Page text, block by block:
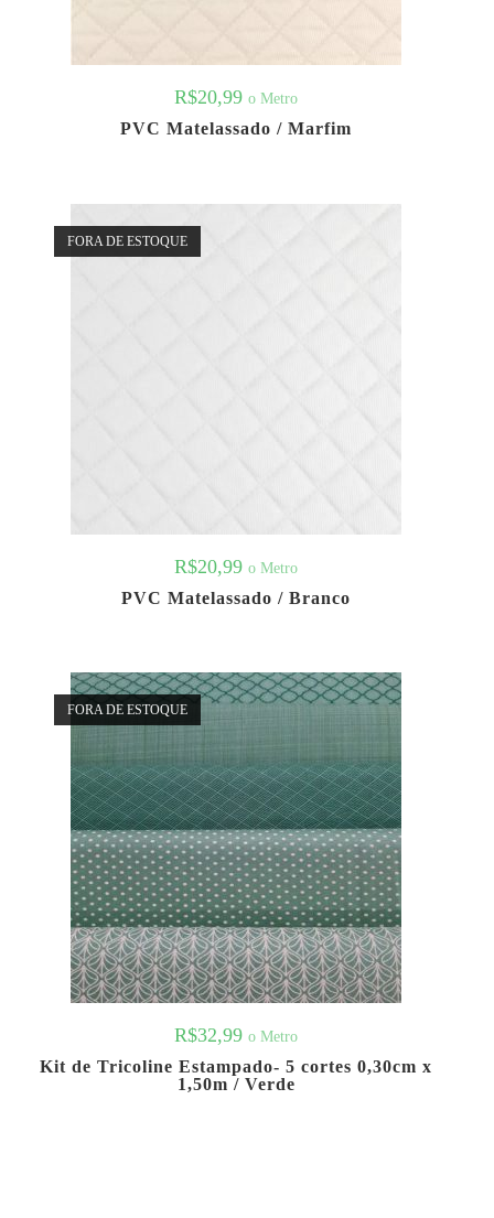
R$20,99 o Metro
PVC Matelassado / Marfim
FORA DE ESTOQUE
R$20,99 o Metro
PVC Matelassado / Branco
FORA DE ESTOQUE
R$32,99 o Metro
Kit de Tricoline Estampado- 5 cortes 0,30cm x
1,50m / Verde